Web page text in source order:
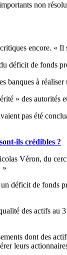
non
encore. «
déficit de fonds
banques à
» des autorités
pas été
ils crédibles ?
Véron, du
»
un déficit de fonds
des actifs au
dont des
leurs